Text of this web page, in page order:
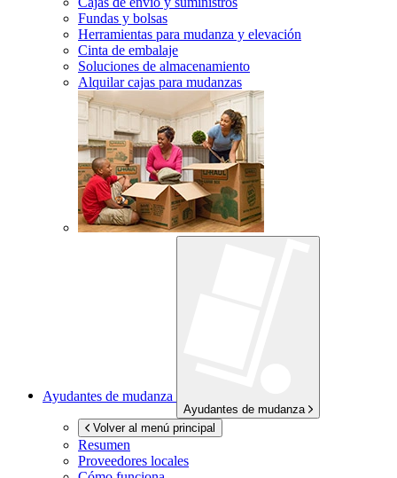
Fundas y bolsas
Herramientas para mudanza y elevación
Cinta de embalaje
Soluciones de almacenamiento
Alquilar cajas para mudanzas
Ayudantes de mudanza
Ayudantes de mudanza
Volver al menú principal
Resumen
Proveedores locales